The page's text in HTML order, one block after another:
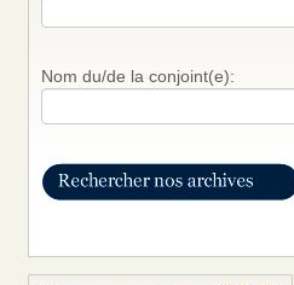
Nom du/de la conjoint(e):